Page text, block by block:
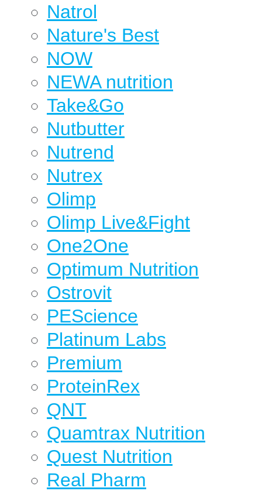
Natrol
Nature's Best
NOW
NEWA nutrition
Take&Go
Nutbutter
Nutrend
Nutrex
Olimp
Olimp Live&Fight
One2One
Optimum Nutrition
Ostrovit
PEScience
Platinum Labs
Premium
ProteinRex
QNT
Quamtrax Nutrition
Quest Nutrition
Real Pharm